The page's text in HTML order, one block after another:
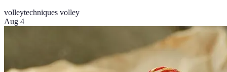
volleytechniques volley
Aug 4